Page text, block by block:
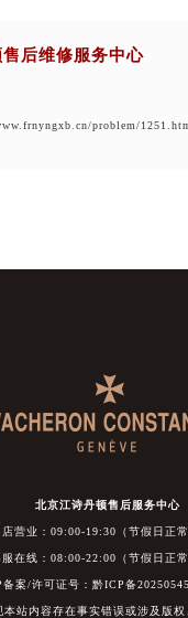
后维修服务中心
problem/
北京江诗丹顿售后服务中心
店营业：09:00-19:30（节假日正常
服在线：08:00-22:00（节假日正常
备案/许可证号：黔ICP备
站内容存在事实错误或涉及版